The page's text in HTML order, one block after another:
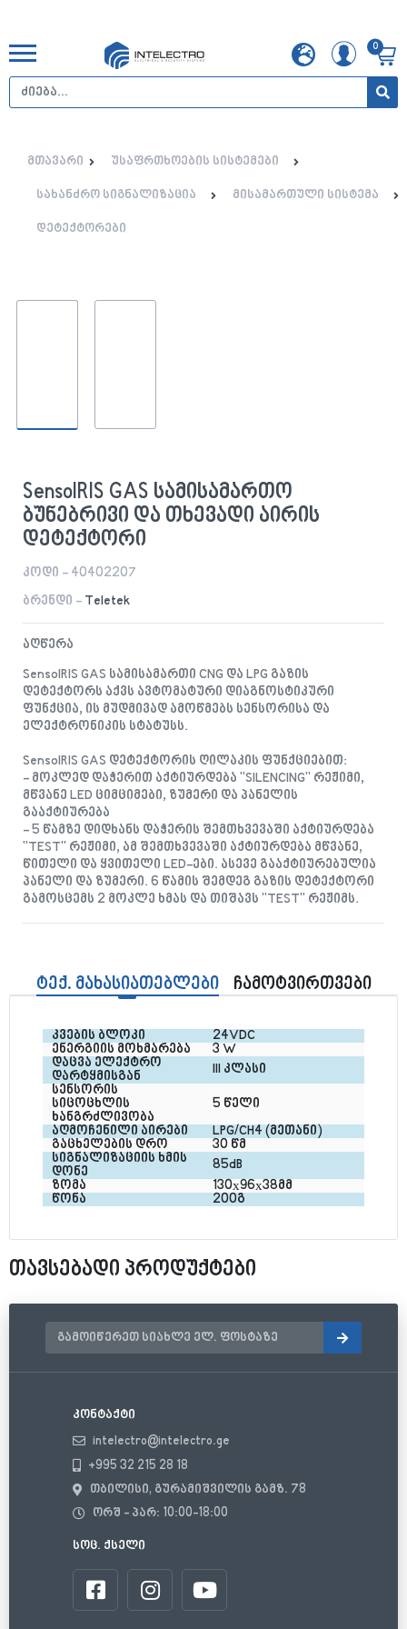
0
მთავარი უსაფრთხოების სისტემები
სახანძრო სიგნალიზაცია მისამართული სისტემა
დეტექტორები
SensoIRIS GAS სამისამართო
ბუნებრივი და თხევადი აირის
დეტექტორი
კოდი - 40402207
ბრენდი - Teletek
აღწერა
SensoIRIS GAS სამისამართი CNG და LPG გაზის
დეტექტორს აქვს ავტომატური დიაგნოსტიკური
ფუნქცია, ის მუდმივად ამოწმებს სენსორისა და
ელექტრონიკის სტატუსს.
SensoIRIS GAS დეტექტორის ღილაკის ფუნქციებით:
- მოკლედ დაჭერით აქტიურდება "SILENCING" რეჟიმი,
მწვანე LED ციმციმები, ზუმერი და პანელის
გააქტიურება
- 5 წამზე დიდხანს დაჭერის შემთხვევაში აქტიურდება
"TEST" რეჟიმი, ამ შემთხვევაში აქტიურდება მწვანე,
წითელი და ყვითელი LED-ები. ასევე გააქტიურებულია
პანელი და ზუმერი. 6 წამის შემდეგ გაზის დეტექტორი
გამოსცემს 2 მოკლე ხმას და თიშავს "TEST" რეჟიმს.
ტექ. მახასიათებლები ჩამოტვირთვები
კვების ბლოკი 24VDC
ენერგიის მოხმარება 3 W
დაცვა ელექტრო
დარტყმისგან
III კლასი
სენსორის
სიცოცხლის
ხანგრძლივობა
5 წელი
აღმოჩენილი აირები
LPG/CH4 (მეთანი)
გაცხელების დრო 30 წმ
სიგნალიზაციის ხმის
დონე
85dB
ზომა
130х96х38მმ
წონა 200გ
თავსებადი პროდუქტები
კონტაქტი
intelectro@intelectro.ge
+995 32 215 28 18
თბილისი, გურამიშვილის გამზ. 78
ორშ - პარ: 10:00-18:00
სოც. ქსელი